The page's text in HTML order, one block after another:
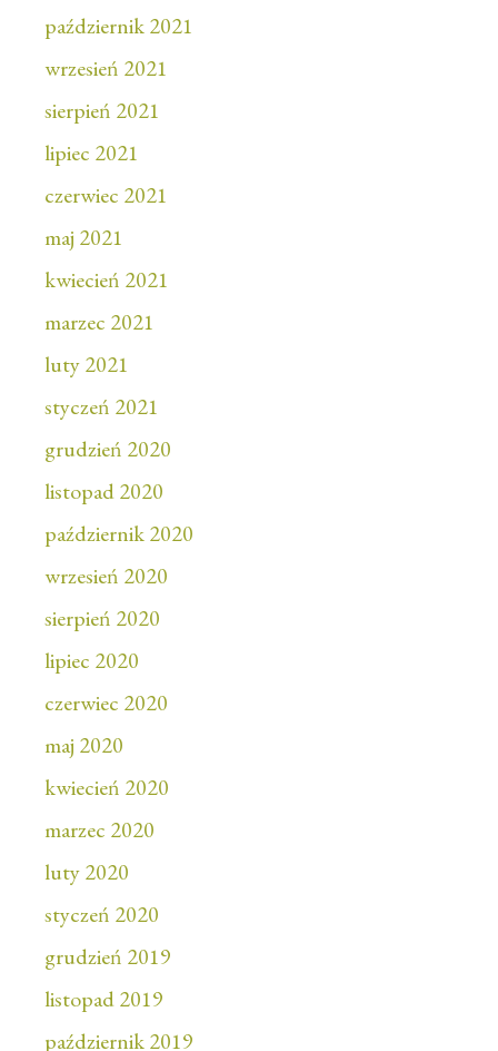
październik 2021
wrzesień 2021
sierpień 2021
lipiec 2021
czerwiec 2021
maj 2021
kwiecień 2021
marzec 2021
luty 2021
styczeń 2021
grudzień 2020
listopad 2020
październik 2020
wrzesień 2020
sierpień 2020
lipiec 2020
czerwiec 2020
maj 2020
kwiecień 2020
marzec 2020
luty 2020
styczeń 2020
grudzień 2019
listopad 2019
październik 2019